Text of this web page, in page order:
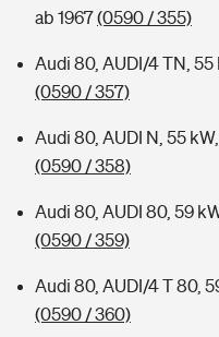
ab 1967(0590 / 355)
Audi 80, AUDI/4 TN, 55
(0590 / 357)
Audi 80, AUDI N, 55
(0590 / 358)
Audi 80, AUDI 80, 59
(0590 / 359)
Audi 80, AUDI/4 T 80,
(0590 / 360)